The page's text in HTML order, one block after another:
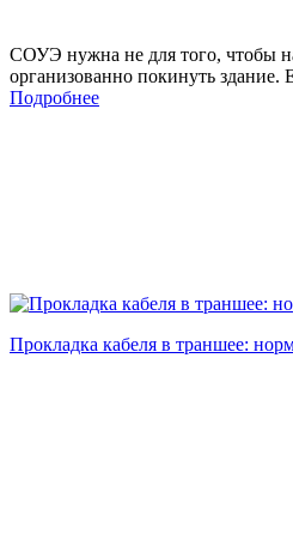
СОУЭ нужна не для того, чтобы
организованно покинуть
Подробнее
Прокладка кабеля в траншее: